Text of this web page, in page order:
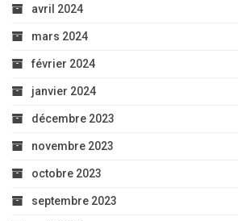
avril 2024
mars 2024
février 2024
janvier 2024
décembre 2023
novembre 2023
octobre 2023
septembre 2023